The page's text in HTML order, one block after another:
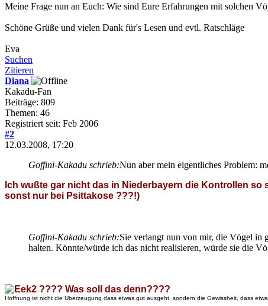
Meine Frage nun an Euch: Wie sind Eure Erfahrungen mit solchen
Schöne Grüße und vielen Dank für's Lesen und evtl. Ratschläge
Eva
Suchen
Zitieren
Diana
Kakadu-Fan
Beiträge: 809
Themen: 46
Registriert seit: Feb 2006
#2
12.03.2008, 17:20
Goffini-Kakadu schrieb:Nun aber mein eigentliches Problem:
Ich wußte gar nicht das in Niederbayern die Kontrollen
sonst nur bei Psittakose ???!)
Goffini-Kakadu schrieb:Sie verlangt nun von mir, die Vögel in
halten. Könnte/würde ich das nicht realisieren, würde sie die
???? Was soll das denn????
Hoffnung ist nicht die Überzeugung dass etwas gut ausgeht, sondern die Gewissheit, dass